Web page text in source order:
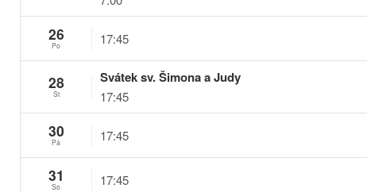
26
Po 17:45
28
St
Svátek sv. Šimona a Judy
17:45
30
Pá 17:45
31
So 17:45